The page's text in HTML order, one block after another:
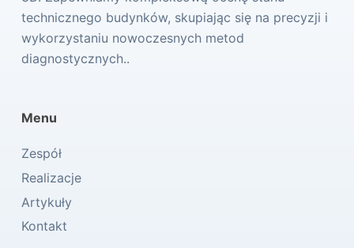
technicznego budynków, skupiając się na precyzji i
wykorzystaniu nowoczesnych metod
diagnostycznych..
Menu
Zespół
Realizacje
Artykuły
Kontakt